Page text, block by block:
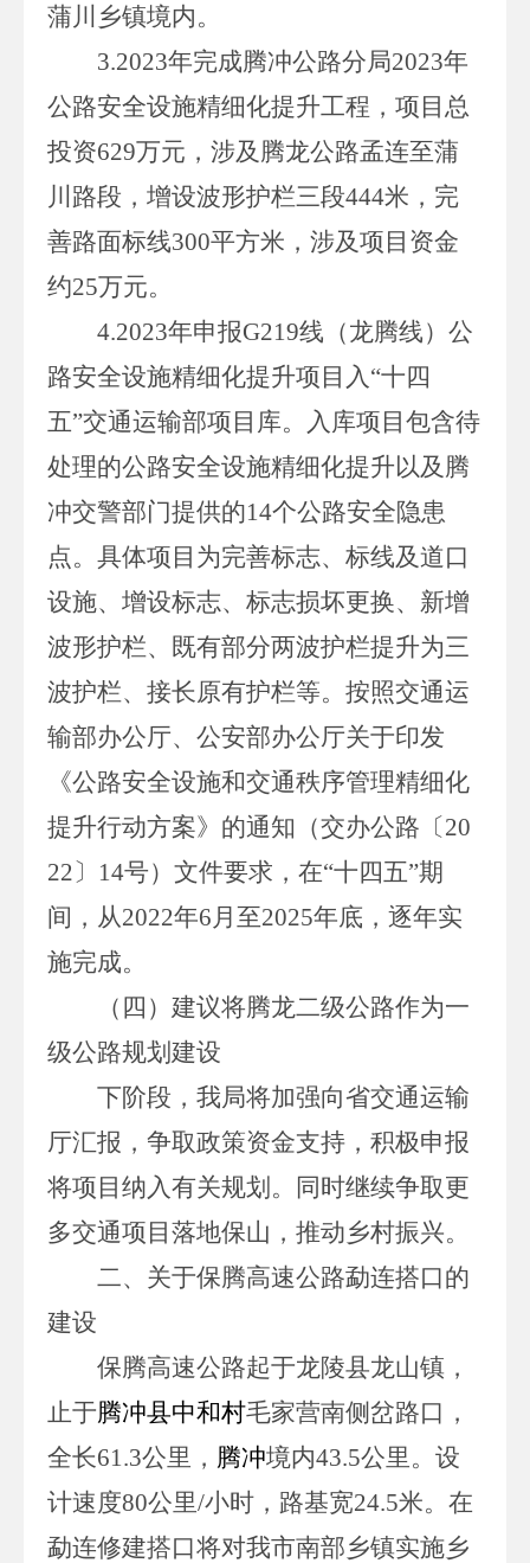
蒲川乡镇境内。
3.2023年完成腾冲公路分局2023年
公路安全设施精细化提升工程，项目总
投资629万元，涉及腾龙公路孟连至蒲
川路段，增设波形护栏三段444米，完
善路面标线300平方米，涉及项目资金
约25万元。
4.2023年申报G219线（龙腾线）公
路安全设施精细化提升项目入“十四
五”交通运输部项目库。入库项目包含待
处理的公路安全设施精细化提升以及腾
冲交警部门提供的14个公路安全隐患
点。具体项目为完善标志、标线及道口
设施、增设标志、标志损坏更换、新增
波形护栏、既有部分两波护栏提升为三
波护栏、接长原有护栏等。按照交通运
输部办公厅、公安部办公厅关于印发
《公路安全设施和交通秩序管理精细化
提升行动方案》的通知（交办公路 〔20
22〕14号）文件要求，在“十四五”期
间，从2022年6月至2025年底，逐年实
施完成。
（四）建议将腾龙二级公路作为一
级公路规划建设
下阶段，我局将加强向省交通运输
厅汇报，争取政策资金支持，积极申报
将项目纳入有关规划。同时继续争取更
多交通项目落地保山，推动乡村振兴。
二、关于保腾高速公路勐连搭口的
建设
保腾高速公路起于龙陵县龙山镇 ，
止于腾冲县中和村毛家营南侧岔路口，
全长61.3公里 ， 腾冲境内43.5公里。设
计速度80公里/小时，路基宽24.5米。在
勐连修建搭口将对我市南部乡镇实施乡